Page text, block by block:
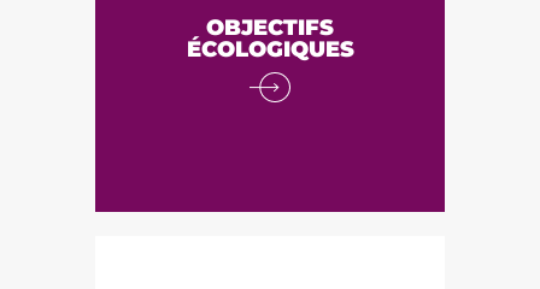
OBJECTIFS
ÉCOLOGIQUES
végétales adaptées aux
conditions naturelles,
Respecter au mieux les